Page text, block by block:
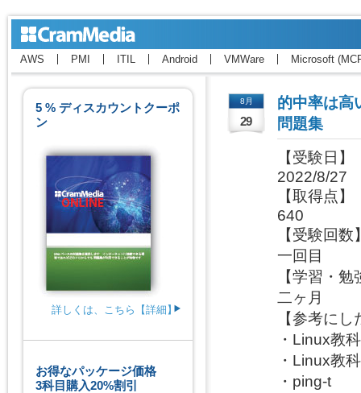
AWS PMI ITIL Android VMWare Microsoft
5 % ディスカウントクーポ
ン
詳しくは、こちら【詳細】
お得なパッケージ価格
3科目購入20%割引
8月
29
的中率は高
問題集
【受験日】
2022/8/27
【取得点】
640
【受験回数
一回目
【学習・
二ヶ月
【参考に
・Linux教
・Linux教
・ping-t